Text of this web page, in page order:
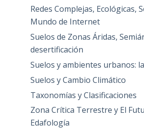
Redes Complejas, Ecológicas,
Mundo de Internet
Suelos de Zonas Áridas,
desertificación
Suelos y ambientes urbanos:
Suelos y Cambio Climático
Taxonomías y Clasificaciones
Zona Crítica Terrestre y El
Edafología